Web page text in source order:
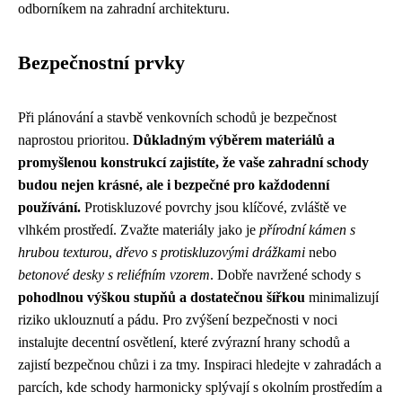
odborníkem na zahradní architekturu.
Bezpečnostní prvky
Při plánování a stavbě venkovních schodů je bezpečnost
naprostou prioritou. Důkladným výběrem materiálů a
promyšlenou konstrukcí zajistíte, že vaše zahradní schody
budou nejen krásné, ale i bezpečné pro každodenní
používání. Protiskluzové povrchy jsou klíčové, zvláště ve
vlhkém prostředí. Zvažte materiály jako je přírodní kámen s
hrubou texturou, dřevo s protiskluzovými drážkami nebo
betonové desky s reliéfním vzorem. Dobře navržené schody s
pohodlnou výškou stupňů a dostatečnou šířkou minimalizují
riziko uklouznutí a pádu. Pro zvýšení bezpečnosti v noci
instalujte decentní osvětlení, které zvýrazní hrany schodů a
zajistí bezpečnou chůzi i za tmy. Inspiraci hledejte v zahradách a
parcích, kde schody harmonicky splývají s okolním prostředím a